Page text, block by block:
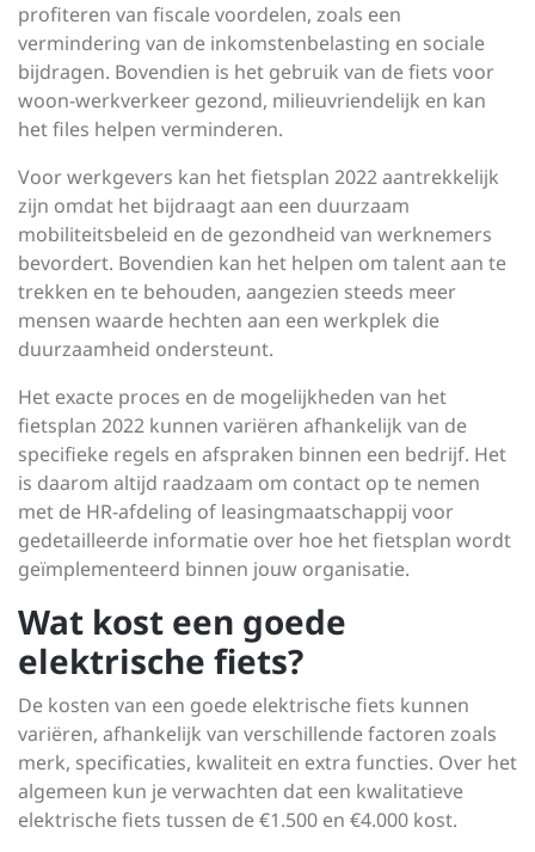
profiteren van fiscale voordelen, zoals een
vermindering van de inkomstenbelasting en sociale
bijdragen. Bovendien is het gebruik van de fiets voor
woon-werkverkeer gezond, milieuvriendelijk en kan
het files helpen verminderen.
Voor werkgevers kan het fietsplan 2022 aantrekkelijk
zijn omdat het bijdraagt aan een duurzaam
mobiliteitsbeleid en de gezondheid van werknemers
bevordert. Bovendien kan het helpen om talent aan te
trekken en te behouden, aangezien steeds meer
mensen waarde hechten aan een werkplek die
duurzaamheid ondersteunt.
Het exacte proces en de mogelijkheden van het
fietsplan 2022 kunnen variëren afhankelijk van de
specifieke regels en afspraken binnen een bedrijf. Het
is daarom altijd raadzaam om contact op te nemen
met de HR-afdeling of leasingmaatschappij voor
gedetailleerde informatie over hoe het fietsplan wordt
geïmplementeerd binnen jouw organisatie.
Wat kost een goede
elektrische fiets?
De kosten van een goede elektrische fiets kunnen
variëren, afhankelijk van verschillende factoren zoals
merk, specificaties, kwaliteit en extra functies. Over het
algemeen kun je verwachten dat een kwalitatieve
elektrische fiets tussen de €1.500 en €4.000 kost.